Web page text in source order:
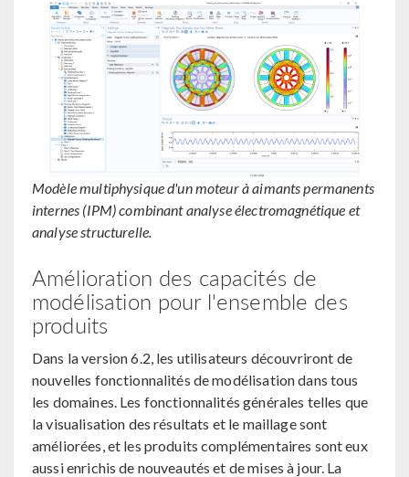
Modèle multiphysique d'un moteur à aimants permanents
internes (IPM) combinant analyse électromagnétique et
analyse structurelle.
Amélioration des capacités de
modélisation pour l'ensemble des
produits
Dans la version 6.2, les utilisateurs découvriront de
nouvelles fonctionnalités de modélisation dans tous
les domaines. Les fonctionnalités générales telles que
la visualisation des résultats et le maillage sont
améliorées, et les produits complémentaires sont eux
aussi enrichis de nouveautés et de mises à jour. La